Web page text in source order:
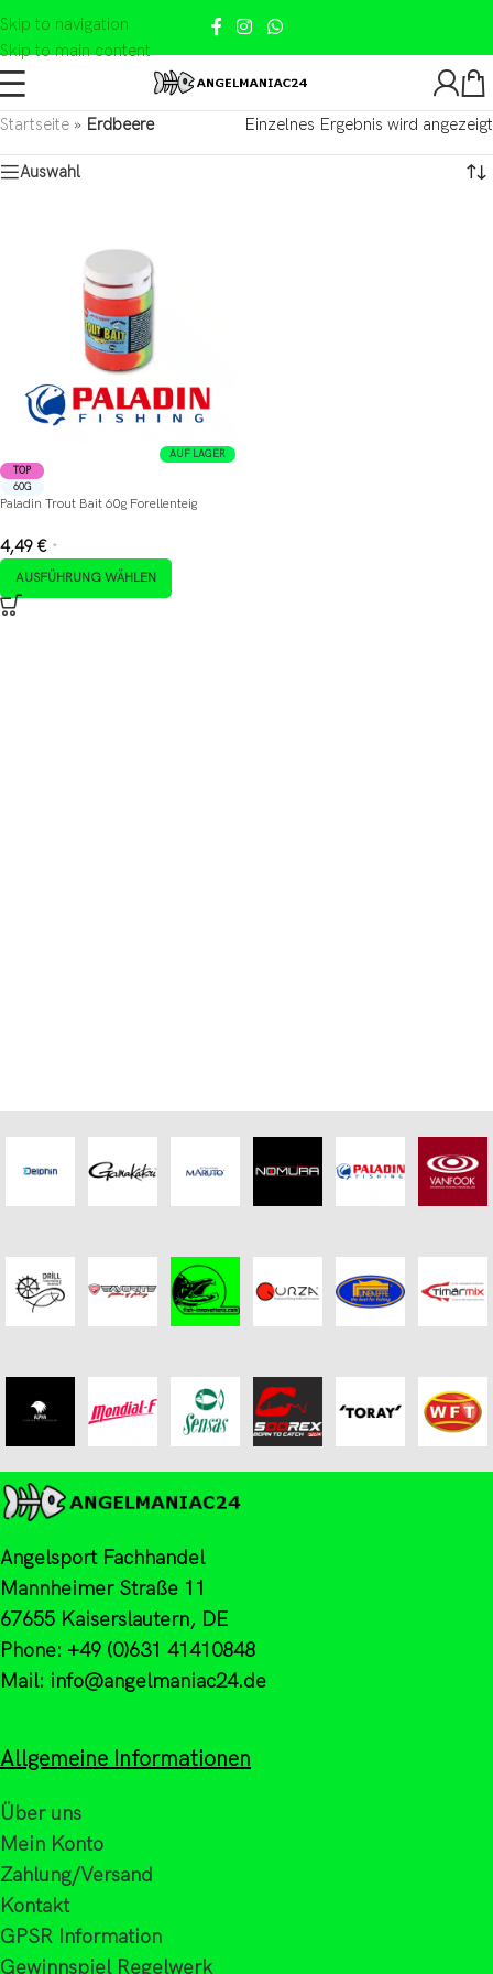
Skip to navigation
Skip to main content
Startseite » Erdbeere Einzelnes Ergebnis wird angezeigt
Auswahl
AUF LAGER
TOP
60G
Paladin Trout Bait 60g Forellenteig
4,49 € *
AUSFÜHRUNG WÄHLEN
Angelsport Fachhandel
Mannheimer Straße 11
67655 Kaiserslautern, DE
Phone: +49 (0)631 41410848
Mail: info@angelmaniac24.de
Allgemeine Informationen
Über uns
Mein Konto
Zahlung/Versand
Kontakt
GPSR Information
Gewinnspiel Regelwerk